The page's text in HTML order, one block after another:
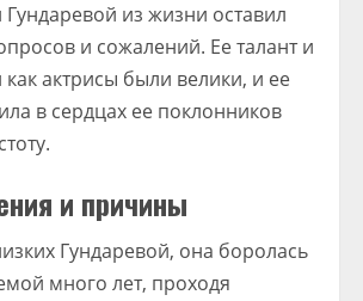
из жизни оставил
и сожалений. Ее талант и
актрисы были велики, и ее
в сердцах ее поклонников
и причины
Гундаревой, она боролась
много лет, проходя